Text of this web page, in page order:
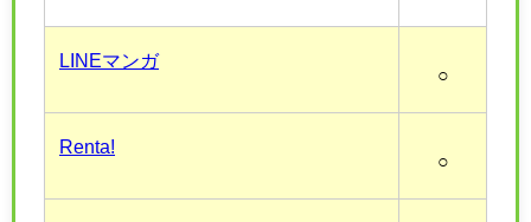
LINEマンガ
○
Renta!
○